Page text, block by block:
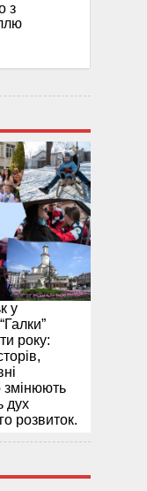
з
у
року:
змінюють
дух
розвиток.